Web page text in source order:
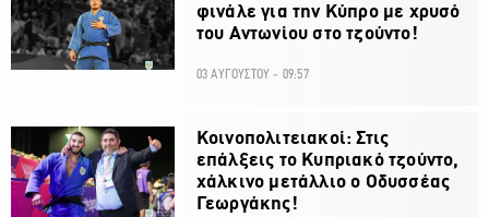
φινάλε για την Κύπρο με χρυσό
του Αντωνίου στο τζούντο!
03 ΑΥΓΟΥΣΤΟΥ - 09:57
Κοινοπολιτειακοί: Στις
επάλξεις το Κυπριακό τζούντο,
χάλκινο μετάλλιο ο Οδυσσέας
Γεωργάκης!